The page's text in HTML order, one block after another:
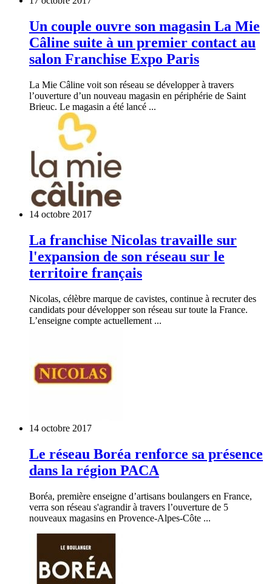
Un couple ouvre son magasin La Mie
Câline suite à un premier contact au
salon Franchise Expo Paris
La Mie Câline voit son réseau se développer à travers
l’ouverture d’un nouveau magasin en périphérie de Saint
Brieuc. Le magasin a été lancé ...
14 octobre 2017
La franchise Nicolas travaille sur
l'expansion de son réseau sur le
territoire français
Nicolas, célèbre marque de cavistes, continue à recruter des
candidats pour développer son réseau sur toute la France.
L’enseigne compte actuellement ...
14 octobre 2017
Le réseau Boréa renforce sa présence
dans la région PACA
Boréa, première enseigne d’artisans boulangers en France,
verra son réseau s'agrandir à travers l’ouverture de 5
nouveaux magasins en Provence-Alpes-Côte ...